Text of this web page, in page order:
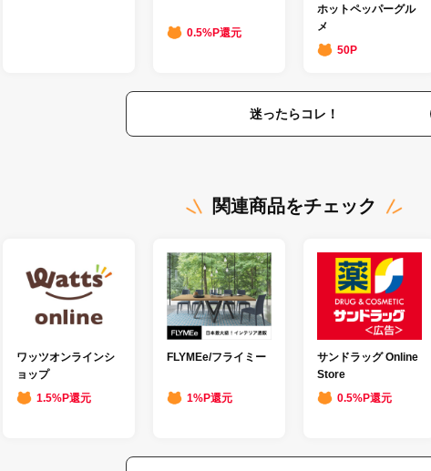
0.5%P還元
ホットペッパーグル
メ
50P
迷ったらコレ！
関連商品をチェック
ワッツオンラインシ
ョップ
1.5%P還元
FLYMEe/フライミー
1%P還元
サンドラッグ Online
Store
0.5%P還元